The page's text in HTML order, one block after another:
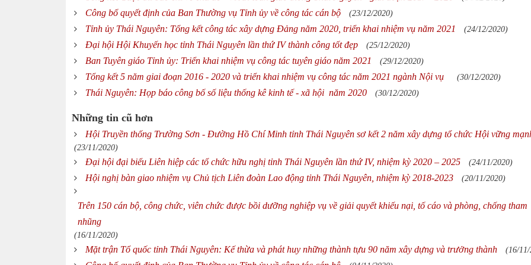
Công bố quyết định của Ban Thường vụ Tỉnh ủy về công tác cán bộ (23/12/2020)
Tỉnh ủy Thái Nguyên: Tổng kết công tác xây dựng Đảng năm 2020, triển khai nhiệm vụ năm 2021 (24/12/2020)
Đại hội Hội Khuyến học tỉnh Thái Nguyên lần thứ IV thành công tốt đẹp (25/12/2020)
Ban Tuyên giáo Tỉnh ủy: Triển khai nhiệm vụ công tác tuyên giáo năm 2021 (29/12/2020)
Tổng kết 5 năm giai đoạn 2016 - 2020 và triển khai nhiệm vụ công tác năm 2021 ngành Nội vụ (30/12/2020)
Thái Nguyên: Họp báo công bố số liệu thống kê kinh tế - xã hội năm 2020 (30/12/2020)
Những tin cũ hơn
Hội Truyền thống Trường Sơn - Đường Hồ Chí Minh tỉnh Thái Nguyên sơ kết 2 năm xây dựng tổ chức Hội vững
(23/11/2020)
Đại hội đại biểu Liên hiệp các tổ chức hữu nghị tỉnh Thái Nguyên lần thứ IV, nhiệm kỳ 2020 – 2025 (24/11/2020)
Hội nghị bàn giao nhiệm vụ Chủ tịch Liên đoàn Lao động tỉnh Thái Nguyên, nhiệm kỳ 2018-2023 (20/11/2020)
Trên 150 cán bộ, công chức, viên chức được bồi dưỡng nghiệp vụ về giải quyết khiếu nại, tố cáo và phòng, chống tham
nhũng
(16/11/2020)
Mặt trận Tổ quốc tỉnh Thái Nguyên: Kế thừa và phát huy những thành tựu 90 năm xây dựng và trưởng thành (16/